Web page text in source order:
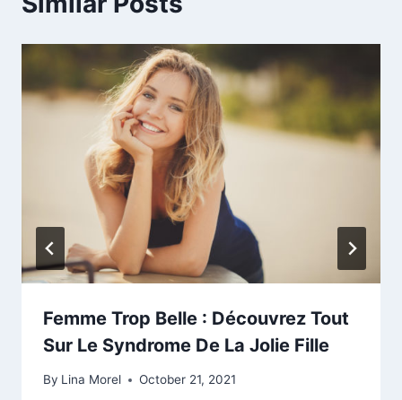
Femme Trop Belle : Découvrez Tout
Sur Le Syndrome De La Jolie Fille
By Lina Morel October 21, 2021